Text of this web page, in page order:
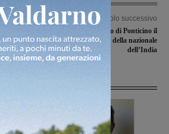
e
Articolo successivo
Al campo di tiro al volo di Ponticino il
raduno pre-mondiale della nazionale
dell’India